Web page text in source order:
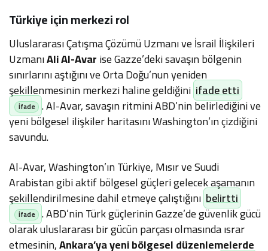
Türkiye için merkezi rol
Uluslararası Çatışma Çözümü Uzmanı ve İsrail İlişkileri
UzmanıAli Al-Avarise Gazze’deki savaşın bölgenin
sınırlarını aştığını ve Orta Doğu’nun yeniden
şekillenmesinin merkezi haline geldiğini ifade etti
. Al-Avar, savaşın ritmini ABD’nin belirlediğini ve
yeni bölgesel ilişkiler haritasını Washington’ın çizdiğini
savundu.
Al-Avar, Washington’ın Türkiye, Mısır ve Suudi
Arabistan gibi aktif bölgesel güçleri gelecek aşamanın
şekillendirilmesine dahil etmeye çalıştığını belirtti
. ABD’nin Türk güçlerinin Gazze’de güvenlik gücü
olarak uluslararası bir gücün parçası olmasında ısrar
etmesinin,Ankara’ya yeni bölgesel düzenlemelerde